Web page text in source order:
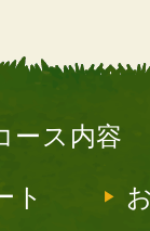
ース内容
ト